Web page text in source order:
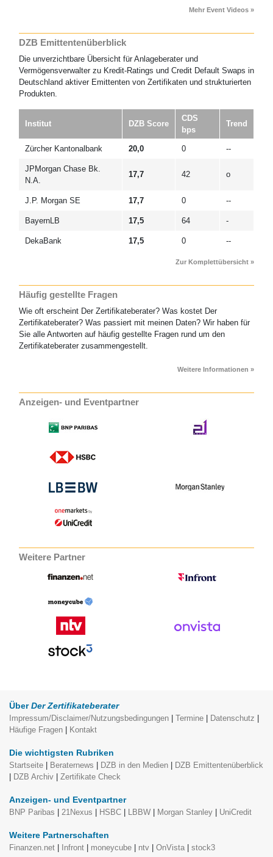
Mehr Event Videos »
DZB Emittentenüberblick
Die unverzichtbare Übersicht für Anlageberater und
Vermögensverwalter zu Kredit-Ratings und Credit Default Swaps in
Deutschland aktiver Emittenten von Zertifikaten und strukturierten
Produkten.
Institut DZB Score
CDS
bps
Trend
Zürcher Kantonalbank 20,0 0 --
JPMorgan Chase Bk.
N.A.
17,7 42 o
J.P. Morgan SE 17,7 0 --
BayernLB 17,5 64 -
DekaBank 17,5 0 --
Zur Komplettübersicht »
Häufig gestellte Fragen
Wie oft erscheint Der Zertifikateberater? Was kostet Der
Zertifikateberater? Was passiert mit meinen Daten? Wir haben für
Sie alle Antworten auf häufig gestellte Fragen rund um den
Zertifikateberater zusammengestellt.
Weitere Informationen »
Anzeigen- und Eventpartner
Weitere Partner
Über Der Zertifikateberater
Impressum/Disclaimer/Nutzungsbedingungen
Termine Datenschutz
Häufige Fragen
Kontakt
Die wichtigsten Rubriken
Startseite
Beraternews DZB in den Medien
DZB Emittentenüberblick
DZB Archiv Zertifikate Check
Anzeigen- und Eventpartner
BNP Paribas
21Nexus HSBC LBBW Morgan Stanley UniCredit
Weitere Partnerschaften
Finanzen.net
Infront moneycube ntv OnVista stock3